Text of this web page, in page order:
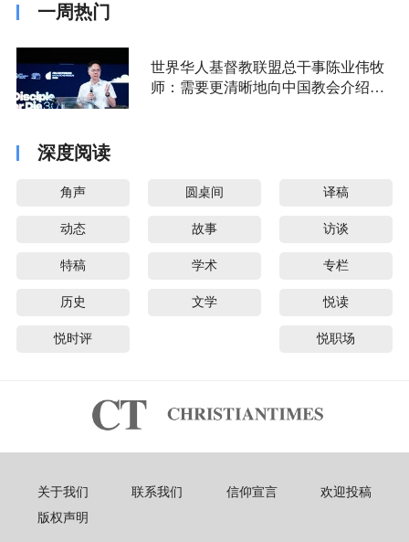
一周热门
世界华人基督教联盟总干事陈业伟牧
师：需要更清晰地向中国教会介绍福
深度阅读
角声 圆桌间 译稿
动态 故事 访谈
特稿 学术 专栏
历史 文学 悦读
悦时评 悦职场
关于我们 联系我们 信仰宣言
欢迎投稿
版权声明